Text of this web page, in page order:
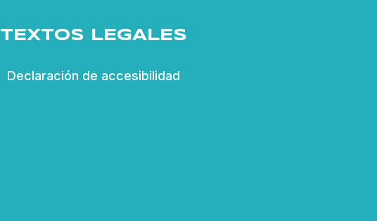
TEXTOS LEGALES
Declaración de accesibilidad